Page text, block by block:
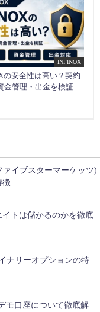
INFINOX
の安全性は高い？契約
金管理・出金を検証
ァイブスターマーケッツ)
徴
トは儲かるのかを徹底
ナリーオプションの特
モ口座について徹底解